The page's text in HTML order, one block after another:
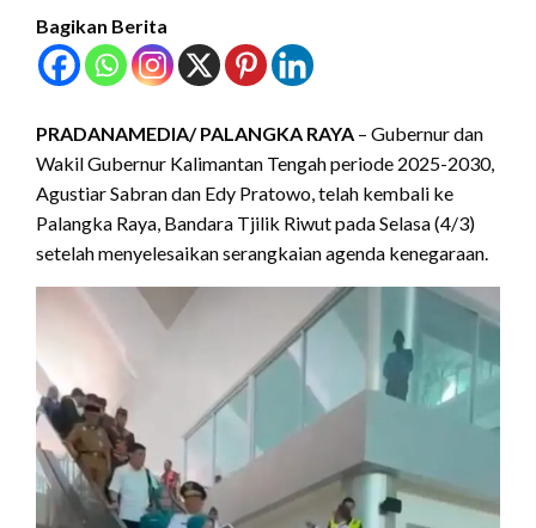
Bagikan Berita
PRADANAMEDIA/ PALANGKA RAYA – Gubernur dan
Wakil Gubernur Kalimantan Tengah periode 2025-2030,
Agustiar Sabran dan Edy Pratowo, telah kembali ke
Palangka Raya, Bandara Tjilik Riwut pada Selasa (4/3)
setelah menyelesaikan serangkaian agenda kenegaraan.